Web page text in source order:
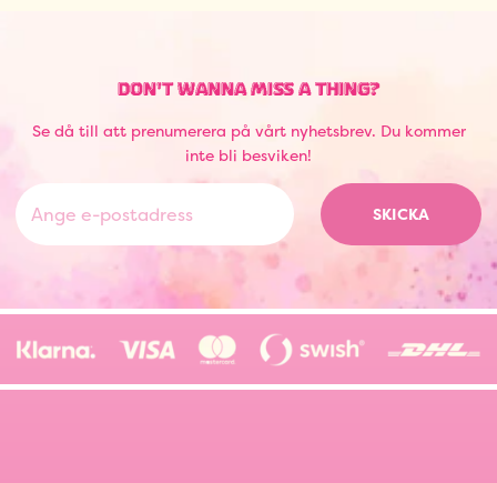
DON'T WANNA MISS A THING?
Se då till att prenumerera på vårt nyhetsbrev. Du kommer
inte bli besviken!
SKICKA